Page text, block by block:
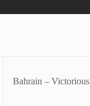
Bahrain – Victorious